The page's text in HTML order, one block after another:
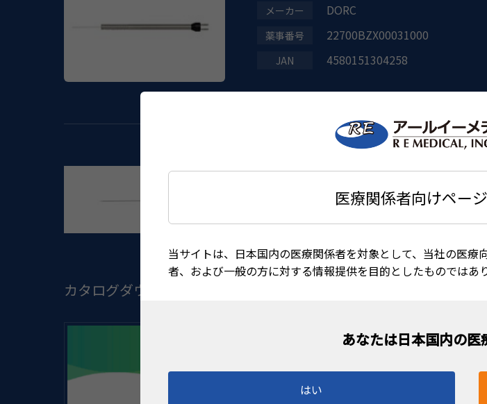
医療関係者向けペー
当サイトは、日本国内の医療関係者を対象として、当社の医
者、および一般の方に対する情報提供を目的としたものではあ
はい
DORC
22700BZX00031000
4580151304258
カタログダウンロード